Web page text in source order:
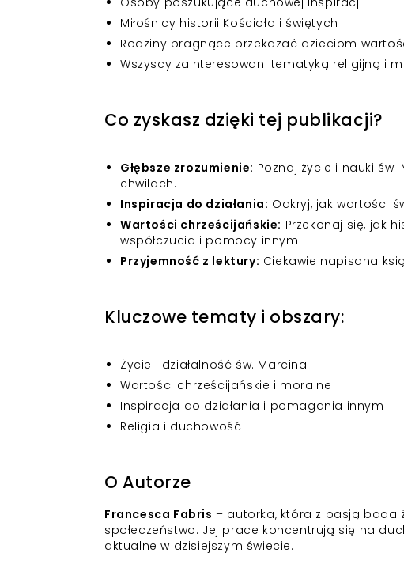
Miłośnicy historii Kościoła i świętych
Rodziny pragnące przekazać dzieciom
Wszyscy zainteresowani tematyką religijną i
Co zyskasz dzięki tej publikacji?
Głębsze zrozumienie: Poznaj życie i nauki
chwilach.
Inspiracja do działania: Odkryj, jak wartości
Wartości chrześcijańskie: Przekonaj się, jak
współczucia i pomocy innym.
Przyjemność z lektury: Ciekawie napisana
Kluczowe tematy i obszary:
Życie i działalność św. Marcina
Wartości chrześcijańskie i moralne
Inspiracja do działania i pomagania innym
Religia i duchowość
O Autorze
Francesca Fabris – autorka, która z pasją bada
społeczeństwo. Jej prace koncentrują się na
aktualne w dzisiejszym świecie.